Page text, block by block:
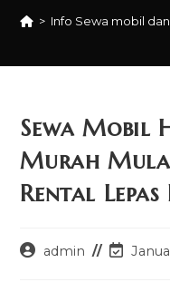
> Info Sewa mobil
Sewa Mobil
Murah
Rental
Postadmin
Post